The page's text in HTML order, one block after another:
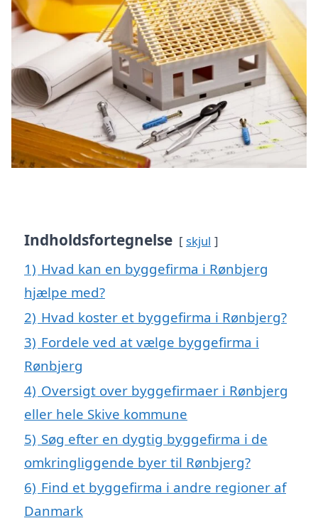
Indholdsfortegnelse skjul
1) Hvad kan en byggefirma i Rønbjerg
hjælpe med?
2) Hvad koster et byggefirma i Rønbjerg?
3) Fordele ved at vælge byggefirma i
Rønbjerg
4) Oversigt over byggefirmaer i Rønbjerg
eller hele Skive kommune
5) Søg efter en dygtig byggefirma i de
omkringliggende byer til Rønbjerg?
6) Find et byggefirma i andre regioner af
Danmark